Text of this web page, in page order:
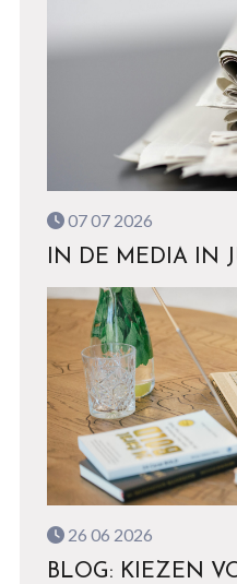
07 07 2026
IN DE MEDIA IN
26 06 2026
BLOG: KIEZEN